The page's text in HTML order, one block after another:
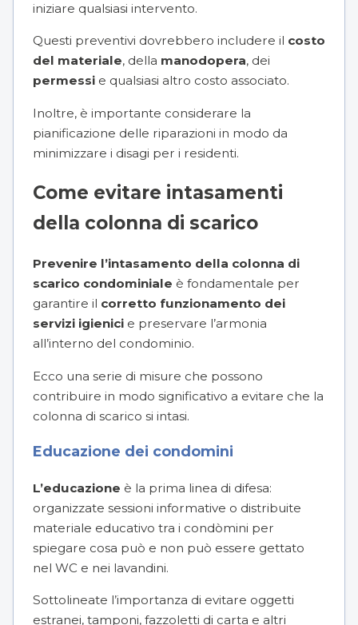
iniziare qualsiasi intervento.
Questi preventivi dovrebbero includere il costo
del materiale, della manodopera, dei
permessi e qualsiasi altro costo associato.
Inoltre, è importante considerare la
pianificazione delle riparazioni in modo da
minimizzare i disagi per i residenti.
Come evitare intasamenti
della colonna di scarico
Prevenire l’intasamento della colonna di
scarico condominiale è fondamentale per
garantire il corretto funzionamento dei
servizi igienici e preservare l’armonia
all’interno del condominio.
Ecco una serie di misure che possono
contribuire in modo significativo a evitare che la
colonna di scarico si intasi.
Educazione dei condomini
L’educazione è la prima linea di difesa:
organizzate sessioni informative o distribuite
materiale educativo tra i condòmini per
spiegare cosa può e non può essere gettato
nel WC e nei lavandini.
Sottolineate l’importanza di evitare oggetti
estranei, tamponi, fazzoletti di carta e altri